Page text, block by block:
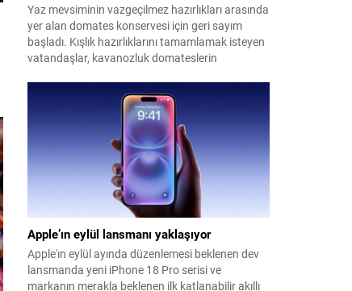
Yaz mevsiminin vazgeçilmez hazırlıkları arasında
yer alan domates konservesi için geri sayım
başladı. Kışlık hazırlıklarını tamamlamak isteyen
vatandaşlar, kavanozluk domateslerin
olacağını araştırıyor. Peki 2026'da konserve
yapılacak domates ne zaman çıkacak? İşte en
Apple’ın eylül lansmanı yaklaşıyor
Apple'ın eylül ayında düzenlemesi beklenen dev
lansmanda yeni iPhone 18 Pro serisi ve
markanın merakla beklenen ilk katlanabilir akıllı